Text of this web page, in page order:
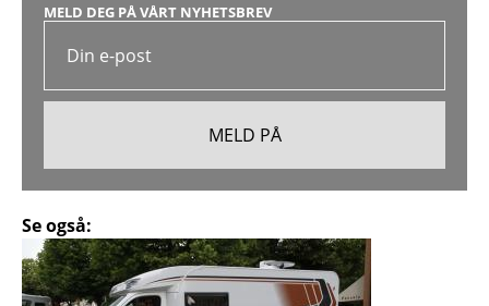
MELD DEG PÅ VÅRT NYHETSBREV
Se også: